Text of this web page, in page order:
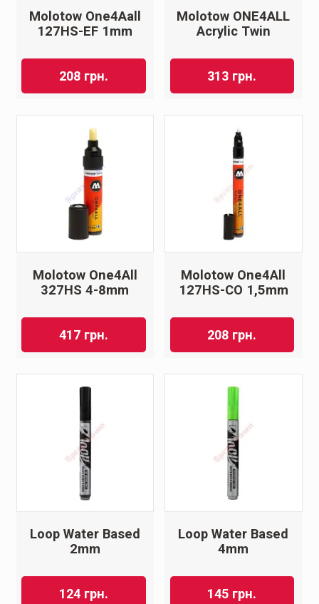
Molotow One4Aall
127HS-EF 1mm
208 грн.
Molotow ONE4ALL
Acrylic Twin
313 грн.
Molotow One4All
327HS 4-8mm
417 грн.
Molotow One4All
127HS-CO 1,5mm
208 грн.
Loop Water Based
2mm
124 грн.
Loop Water Based
4mm
145 грн.